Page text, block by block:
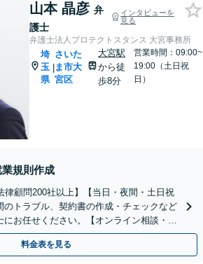
山本 晶彦 弁
護士
インタビューを
見る
弁護士法人プロテクトスタンス 大宮事務所
埼
玉
県
|
さいた
ま市大
宮区
大宮駅
から徒
歩8分
営業時間：09:00~
19:00（土日祝
日）
規則作成
律顧問200社以上】【当日・夜間・土日祝
のトラブル、契約書の作成・チェックなど
にお任せください。【オンライン相談・電
料金表を見る